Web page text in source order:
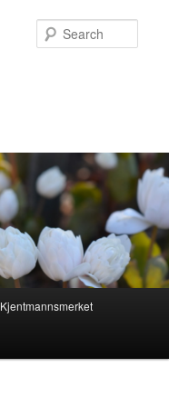
Kjentmannsmerket